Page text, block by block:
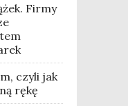
Firmy
czyli jak
rękę